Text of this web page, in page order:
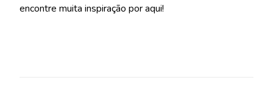
encontre muita inspiração por aqui!